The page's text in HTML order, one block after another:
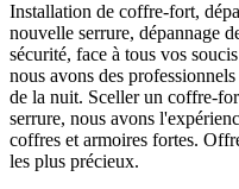
Installation de coffre-fort,
nouvelle serrure, dépannage
sécurité, face à tous vos
nous avons des
de la nuit. Sceller un coffre-
serrure, nous avons
coffres et armoires fortes.
les plus précieux.